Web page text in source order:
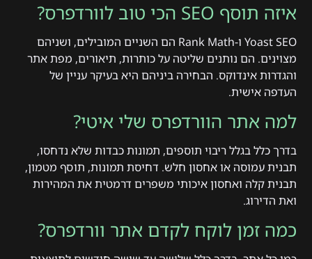
איזה תוסף SEO הכי טוב לוורדפרס?
Yoast SEO ו-Rank Math הם השניים המובילים, ושניהם
מצוינים. הם נותנים שליטה על כותרות, תיאורים, מפת אתר
והגדרות אינדוקס. הבחירה ביניהם היא בעיקר עניין של
העדפה אישית.
למה אתר הוורדפרס שלי איטי?
בדרך כלל בגלל ריבוי תוספים, תמונות כבדות שלא נדחסו,
תבנית עמוסה או אחסון חלש. דחיסת תמונות, תוסף מטמון,
תבנית קלה ואחסון איכותי משפרים דרמטית את המהירות
ואת הדירוג.
כמה זמן לוקח לקדם אתר וורדפרס?